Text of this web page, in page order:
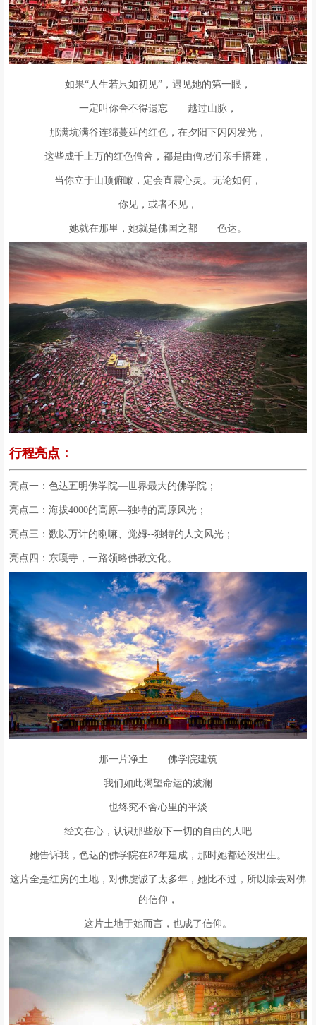
如果“人生若只如初见”，遇见她的第一眼，
一定叫你舍不得遗忘——越过山脉，
那满坑满谷连绵蔓延的红色，在夕阳下闪闪发光，
这些成千上万的红色僧舍，都是由僧尼们亲手搭建，
当你立于山顶俯瞰，定会直震心灵。无论如何，
你见，或者不见，
她就在那里，她就是佛国之都——色达。
行程亮点：
亮点一：色达五明佛学院—世界最大的佛学院；
亮点二：海拔4000的高原—独特的高原风光；
亮点三：数以万计的喇嘛、觉姆--独特的人文风光；
亮点四：东嘎寺，一路领略佛教文化。
那一片净土——佛学院建筑
我们如此渴望命运的波澜
也终究不舍心里的平淡
经文在心，认识那些放下一切的自由的人吧
她告诉我，色达的佛学院在87年建成，那时她都还没出生。
这片全是红房的土地，对佛虔诚了太多年，她比不过，所以除去对佛
的信仰，
这片土地于她而言，也成了信仰。